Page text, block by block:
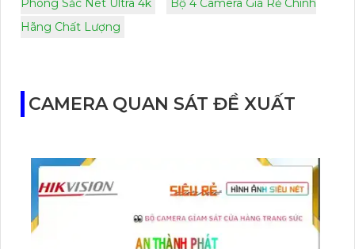
Phòng Sắc Nét Ultra 4k
Bộ 4 Camera Giá Rẻ Chính
Hãng Chất Lượng
CAMERA QUAN SÁT ĐỀ XUẤT